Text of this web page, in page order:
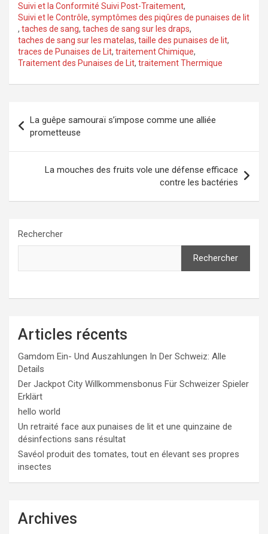
Suivi et la Conformité Suivi Post-Traitement,
Suivi et le Contrôle, symptômes des piqûres de punaises de lit
, taches de sang, taches de sang sur les draps,
taches de sang sur les matelas, taille des punaises de lit,
traces de Punaises de Lit, traitement Chimique,
Traitement des Punaises de Lit, traitement Thermique
de
l’article
La guêpe samouraï s’impose comme une alliée
prometteuse
La mouches des fruits vole une défense efficace
contre les bactéries
Rechercher
Rechercher
Articles récents
Gamdom Ein- Und Auszahlungen In Der Schweiz: Alle
Details
Der Jackpot City Willkommensbonus Für Schweizer Spieler
Erklärt
hello world
Un retraité face aux punaises de lit et une quinzaine de
désinfections sans résultat
Savéol produit des tomates, tout en élevant ses propres
insectes
Archives